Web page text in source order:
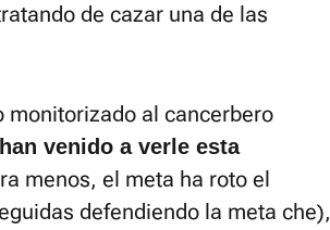
de cazar una de las
monitorizado al cancerbero
han venido a verle esta
menos, el meta ha roto el
defendiendo la meta che),